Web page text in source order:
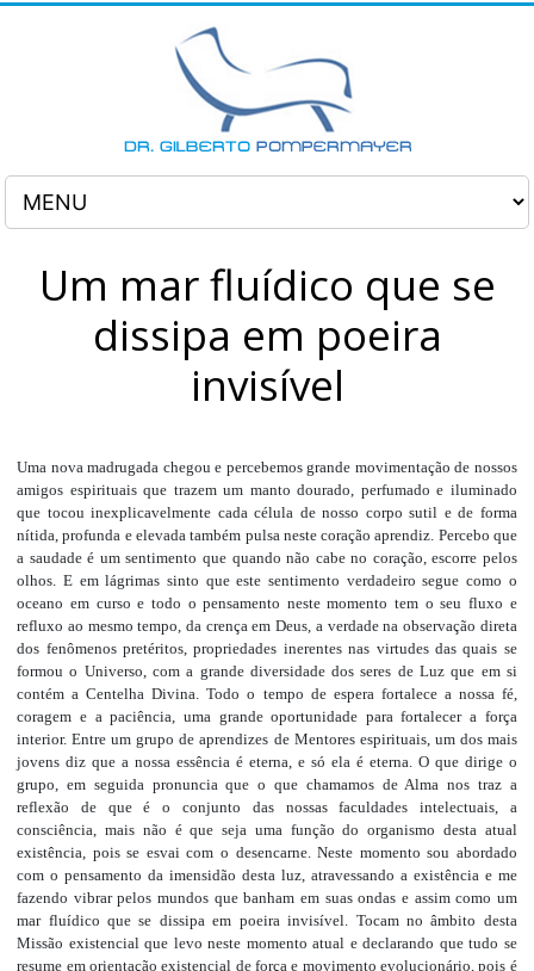
Um mar fluídico que se
dissipa em poeira
invisível
Uma nova madrugada chegou e percebemos grande movimentação de nossos
amigos espirituais que trazem um manto dourado, perfumado e iluminado
que tocou inexplicavelmente cada célula de nosso corpo sutil e de forma
nítida, profunda e elevada também pulsa neste coração aprendiz. Percebo que
a saudade é um sentimento que quando não cabe no coração, escorre pelos
olhos. E em lágrimas sinto que este sentimento verdadeiro segue como o
oceano em curso e todo o pensamento neste momento tem o seu fluxo e
refluxo ao mesmo tempo, da crença em Deus, a verdade na observação direta
dos fenômenos pretéritos, propriedades inerentes nas virtudes das quais se
formou o Universo, com a grande diversidade dos seres de Luz que em si
contém a Centelha Divina. Todo o tempo de espera fortalece a nossa fé,
coragem e a paciência, uma grande oportunidade para fortalecer a força
interior. Entre um grupo de aprendizes de Mentores espirituais, um dos mais
jovens diz que a nossa essência é eterna, e só ela é eterna. O que dirige o
grupo, em seguida pronuncia que o que chamamos de Alma nos traz a
reflexão de que é o conjunto das nossas faculdades intelectuais, a
consciência, mais não é que seja uma função do organismo desta atual
existência, pois se esvai com o desencarne. Neste momento sou abordado
com o pensamento da imensidão desta luz, atravessando a existência e me
fazendo vibrar pelos mundos que banham em suas ondas e assim como um
mar fluídico que se dissipa em poeira invisível. Tocam no âmbito desta
Missão existencial que levo neste momento atual e declarando que tudo se
resume em orientação existencial de força e movimento evolucionário, pois é